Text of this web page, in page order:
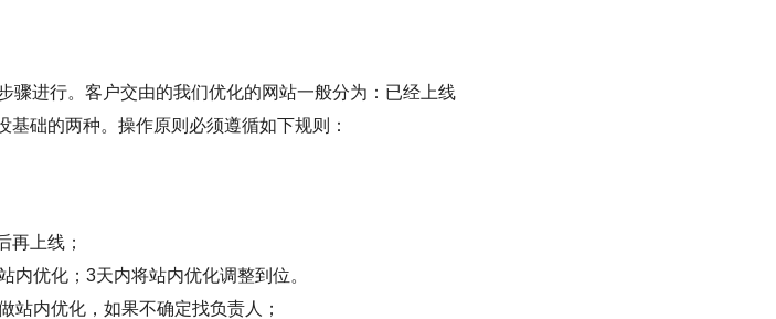
骤进行。客户交由的我们优化的网站一般分为：已经上线
础的两种。操作原则必须遵循如下规则：
再上线；
内优化；3天内将站内优化调整到位。
站内优化，如果不确定找负责人；